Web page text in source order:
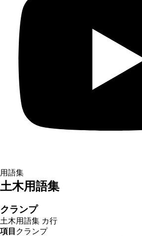
用語集
土木用語集
クランプ
土木用語集 カ行
項目 クランプ